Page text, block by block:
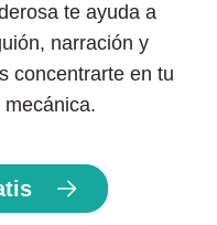
te ayuda a
narración y
concentrarte en tu